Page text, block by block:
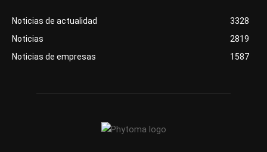
Noticias de actualidad
3328
Noticias
2819
Noticias de empresas
1587